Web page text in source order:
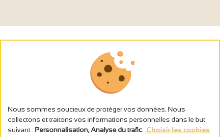
Nous sommes soucieux de protéger vos données. Nous
collectons et traitons vos informations personnelles dans le but
suivant : Personnalisation, Analyse du trafic Choisir les cookies